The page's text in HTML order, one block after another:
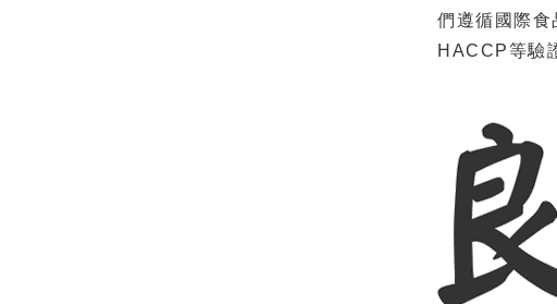
們遵循國際食
HACCP等驗